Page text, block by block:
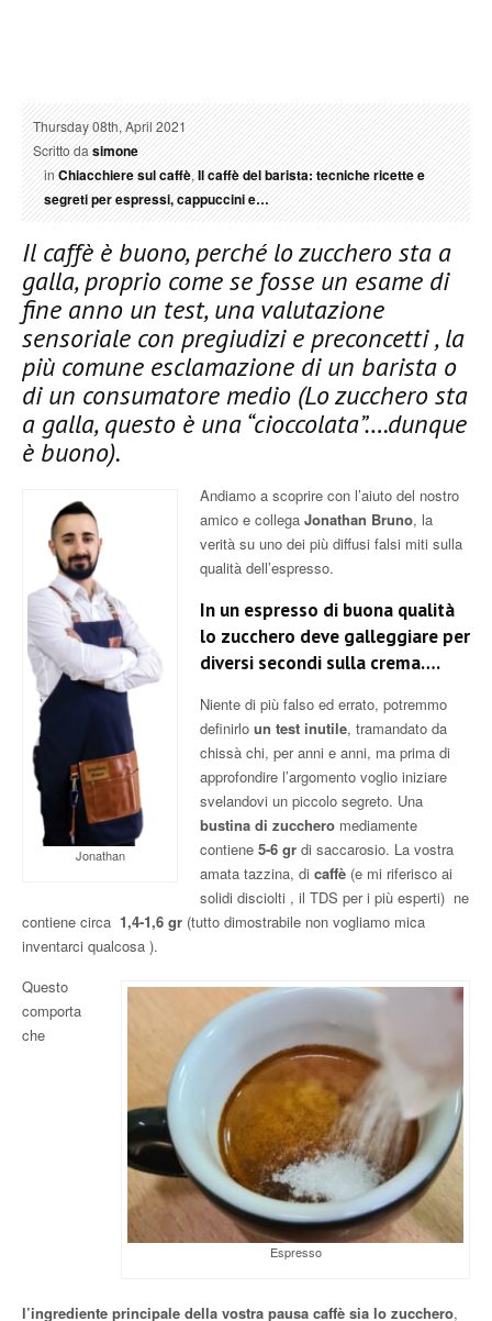
Thursday 08th, April 2021
Scritto dasimone
inChiacchiere sul caffè,Il caffè del barista: tecniche ricette e
segreti per espressi, cappuccini e…
Il caffè è buono, perché lo zucchero sta a
galla, proprio come se fosse un esame di
fine anno un test, una valutazione
sensoriale con pregiudizi e preconcetti , la
più comune esclamazione di un barista o
di un consumatore medio (Lo zucchero sta
a galla, questo è una “cioccolata”….dunque
è buono).
Jonathan
Andiamo a scoprire con l’aiuto del nostro
amico e collega Jonathan Bruno, la
verità su uno dei più diffusi falsi miti sulla
qualità dell’espresso.
In un espresso di buona qualità
lo zucchero deve galleggiare per
diversi secondi sulla crema….
Niente di più falso ed errato, potremmo
definirlo un test inutile, tramandato da
chissà chi, per anni e anni, ma prima di
approfondire l’argomento voglio iniziare
svelandovi un piccolo segreto. Una
bustina di zucchero mediamente
contiene 5-6 gr di saccarosio. La vostra
amata tazzina, di caffè (e mi riferisco ai
solidi disciolti , il TDS per i più esperti) ne
contiene circa 1,4-1,6 gr (tutto dimostrabile non vogliamo mica
inventarci qualcosa ).
Espresso
Questo
comporta
che
l’ingrediente principale della vostra pausa caffè sia lo zucchero,